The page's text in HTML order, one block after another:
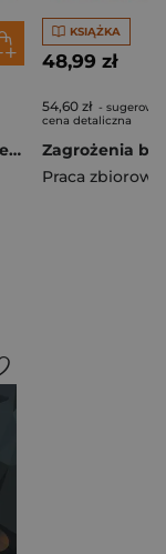
Systemy wczesnego ostrzegania w organizacjach międzynarodowych
KSIĄŻKA
48,99 zł
54,60 zł -
cena detaliczna
Praca zbiorowa